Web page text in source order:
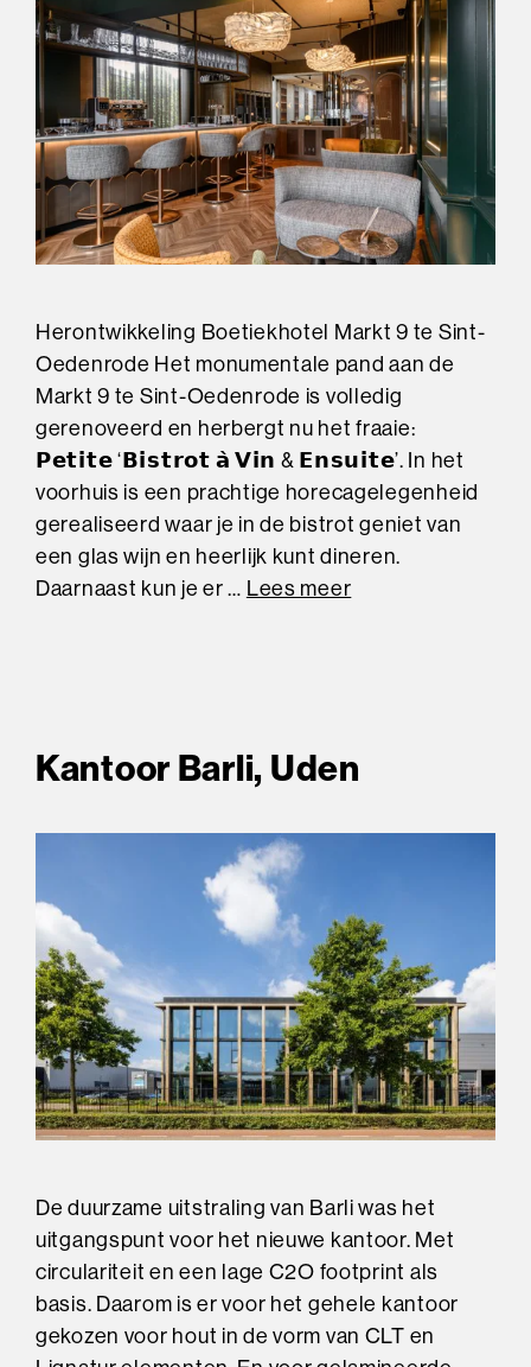
Herontwikkeling Boetiekhotel Markt 9 te Sint-
Oedenrode Het monumentale pand aan de
Markt 9 te Sint-Oedenrode is volledig
gerenoveerd en herbergt nu het fraaie:
𝗣𝗲𝘁𝗶𝘁𝗲 ‘𝗕𝗶𝘀𝘁𝗿𝗼𝘁 𝗮̀ 𝗩𝗶𝗻 & 𝗘𝗻𝘀𝘂𝗶𝘁𝗲’. In het
voorhuis is een prachtige horecagelegenheid
gerealiseerd waar je in de bistrot geniet van
een glas wijn en heerlijk kunt dineren.
Daarnaast kun je er … Lees meer
Kantoor Barli, Uden
De duurzame uitstraling van Barli was het
uitgangspunt voor het nieuwe kantoor. Met
circulariteit en een lage C2O footprint als
basis. Daarom is er voor het gehele kantoor
gekozen voor hout in de vorm van CLT en